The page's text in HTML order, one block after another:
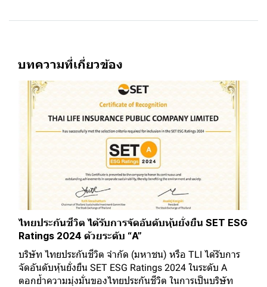
บทความที่เกี่ยวข้อง
ไทยประกันชีวิต ได้รับการจัดอันดับหุ้นยั่งยืน SET ESG
Ratings 2024 ด้วยระดับ “A”
บริษัท ไทยประกันชีวิต จำกัด (มหาชน) หรือ TLI ได้รับการ
จัดอันดับหุ้นยั่งยืน SET ESG Ratings 2024 ในระดับ A
ตอกย้ำความมุ่งมั่นของไทยประกันชีวิต ในการเป็นบริษัท